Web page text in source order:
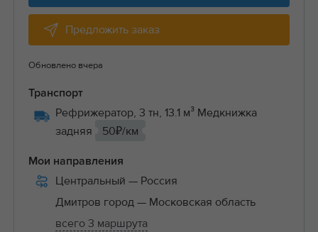
Предложить заказ
Обновлено вчера
Транспорт
Рефрижератор, 3 тн, 13.1 м³ Медкнижка
задняя
50₽/км
Мои направления
Центральный — Россия
Дмитров город — Московская область
всего 3 маршрута